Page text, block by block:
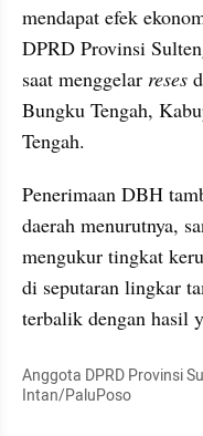
mendapat efek
DPRD Provinsi
saat menggelar reses
Bungku Tengah,
Tengah.
Penerimaan DBH
daerah menurutnya,
mengukur tingkat
di seputaran lingkar
terbalik dengan hasil
Anggota DPRD Provinsi
Intan/PaluPoso